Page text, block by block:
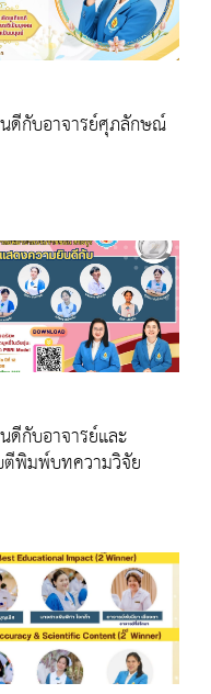
ดีกับอาจารย์ศุภลักษณ์
ดีกับอาจารย์และ
พิมพ์บทความวิจัย